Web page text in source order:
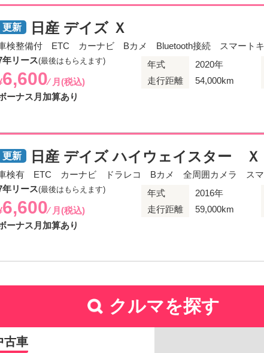
日産 デイズ Ｘ
検整備付 ETC カーナビ Bカメ Bluetooth接続 スマート
年リース(最後はもらえます)
6,600⁄ 月(税込)
ーナス月加算あり
年式
2020年
走行距離
54,000km
日産 デイズ ハイウェイスター Ｘ
検有 ETC カーナビ ドラレコ Bカメ 全周囲カメラ ス
年リース(最後はもらえます)
6,600⁄ 月(税込)
ーナス月加算あり
年式
2016年
走行距離
59,000km
クルマを探す
古車